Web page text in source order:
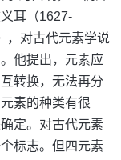
耳（1627-
，对古代元素学说
他提出，元素应
转换，无法再分
素的种类有很
定。对古代元素
标志。但四元素